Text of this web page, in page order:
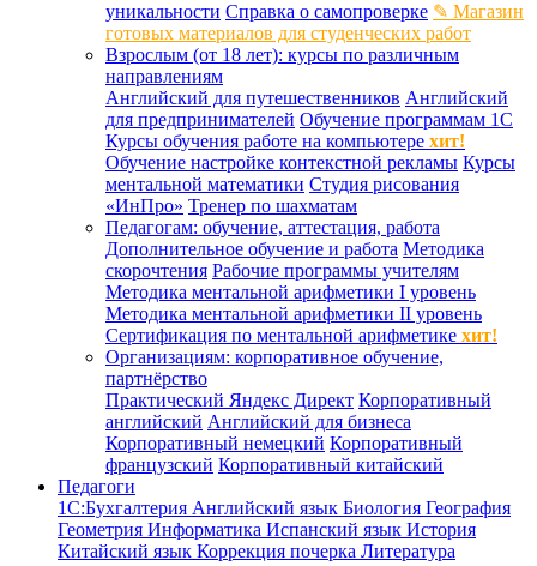
уникальности Справка о самопроверке ✎ Магазин
готовых материалов для студенческих работ
Взрослым (от 18 лет): курсы по различным
направлениям
Английский для путешественников Английский
для предпринимателей Обучение программам 1С
Курсы обучения работе на компьютере хит!
Обучение настройке контекстной рекламы Курсы
ментальной математики Студия рисования
«ИнПро» Тренер по шахматам
Педагогам: обучение, аттестация, работа
Дополнительное обучение и работа Методика
скорочтения Рабочие программы учителям
Методика ментальной арифметики I уровень
Методика ментальной арифметики II уровень
Сертификация по ментальной арифметике хит!
Организациям: корпоративное обучение,
партнёрство
Практический Яндекс Директ Корпоративный
английский Английский для бизнеса
Корпоративный немецкий Корпоративный
французский Корпоративный китайский
Педагоги
1С:Бухгалтерия Английский язык Биология География
Геометрия Информатика Испанский язык История
Китайский язык Коррекция почерка Литература